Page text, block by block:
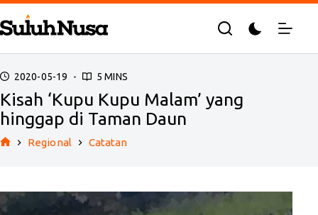
Skip
to
content
2020-05-19 5 MINS
Kisah ‘Kupu Kupu Malam’ yang
hinggap di Taman Daun
Regional Catatan